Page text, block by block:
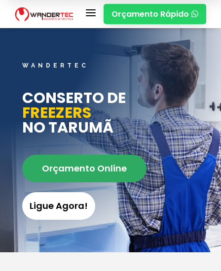
a Orçamento Rápido 
WANDERTEC
CONSERTO DE
FREEZERS
NO TARUMÃ
Orçamento Online
Ligue Agora!